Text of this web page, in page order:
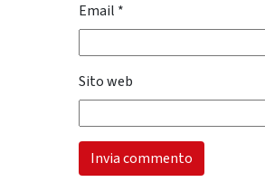
Email *
Sito web